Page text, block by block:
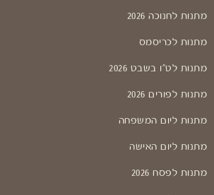
מתנות לחנוכה 2026
מתנות לכריסמס
מתנות לט"ו בשבט 2026
מתנות לפורים 2026
מתנות ליום המשפחה
מתנות ליום האישה
מתנות לפסח 2026